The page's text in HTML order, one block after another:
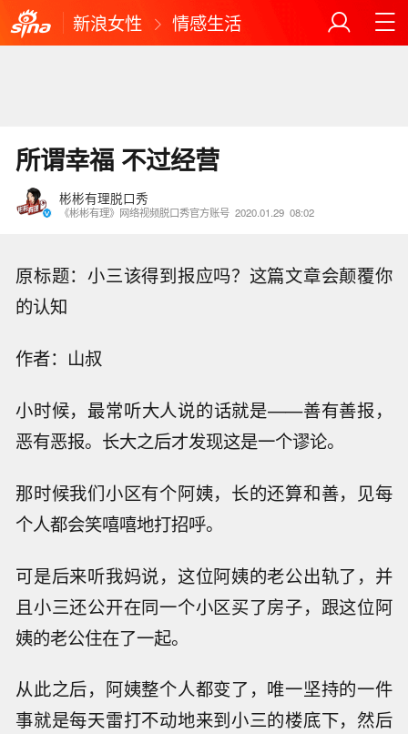
新浪女性 情感生活
所谓幸福 不过经营
彬彬有理脱口秀
《彬彬有理》网络视频脱口秀官方账号 2020.01.29 08:02
原标题：小三该得到报应吗？这篇文章会颠覆你
的认知
作者：山叔
小时候，最常听大人说的话就是——善有善报，
恶有恶报。长大之后才发现这是一个谬论。
那时候我们小区有个阿姨，长的还算和善，见每
个人都会笑嘻嘻地打招呼。
可是后来听我妈说，这位阿姨的老公出轨了，并
且小三还公开在同一个小区买了房子，跟这位阿
姨的老公住在了一起。
从此之后，阿姨整个人都变了，唯一坚持的一件
事就是每天雷打不动地来到小三的楼底下，然后